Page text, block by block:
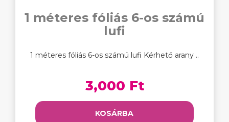
1 méteres fóliás 6-os számú
lufi
1 méteres fóliás 6-os számú lufi Kérhető arany ..
3,000 Ft
KOSÁRBA